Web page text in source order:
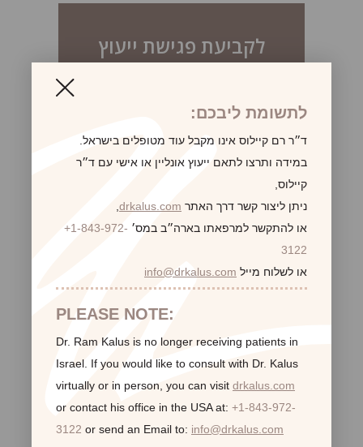
לקביעת פגישת ייעוץ
לקוחות ממליצות:
לתשומת ליבכם:
ד״ר רם קיילוס אינו מקבל עוד מטופלים בישראל.
במידה ותרצו לתאם ייעוץ אונליין או אישי עם ד״ר
קיילוס,
ניתן ליצור קשר דרך האתר drkalus.com
או להתקשר למרפאתו בארה״ב במס׳ +1-843-972-
3122
או לשלוח מייל info@drkalus.com
PLEASE NOTE:
Dr. Ram Kalus is no longer receiving patients in
Israel. If you would like to consult with Dr. Kalus
virtually or in person, you can visit drkalus.com
or contact his office in the USA at: +1-843-972-
3122 or send an Email to: info@drkalus.com